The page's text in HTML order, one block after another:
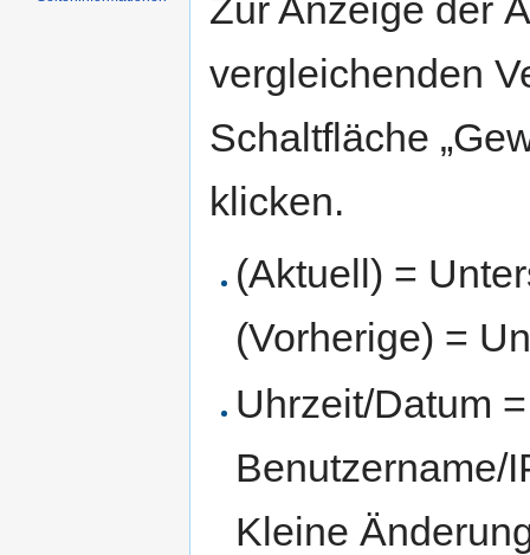
Zur Anzeige der
vergleichenden
Schaltfläche
klicken.
(Aktuell) =
(Vorherige) =
Uhrzeit/Datum
Benutzername/
Kleine